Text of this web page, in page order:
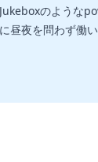
のような
昼夜を問わず働い